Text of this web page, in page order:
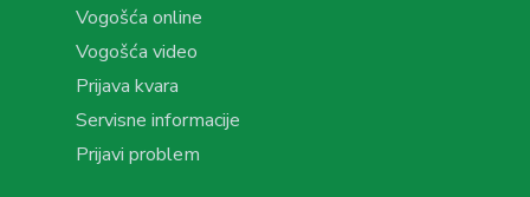
Vogošća online
Vogošća video
Prijava kvara
Servisne informacije
Prijavi problem